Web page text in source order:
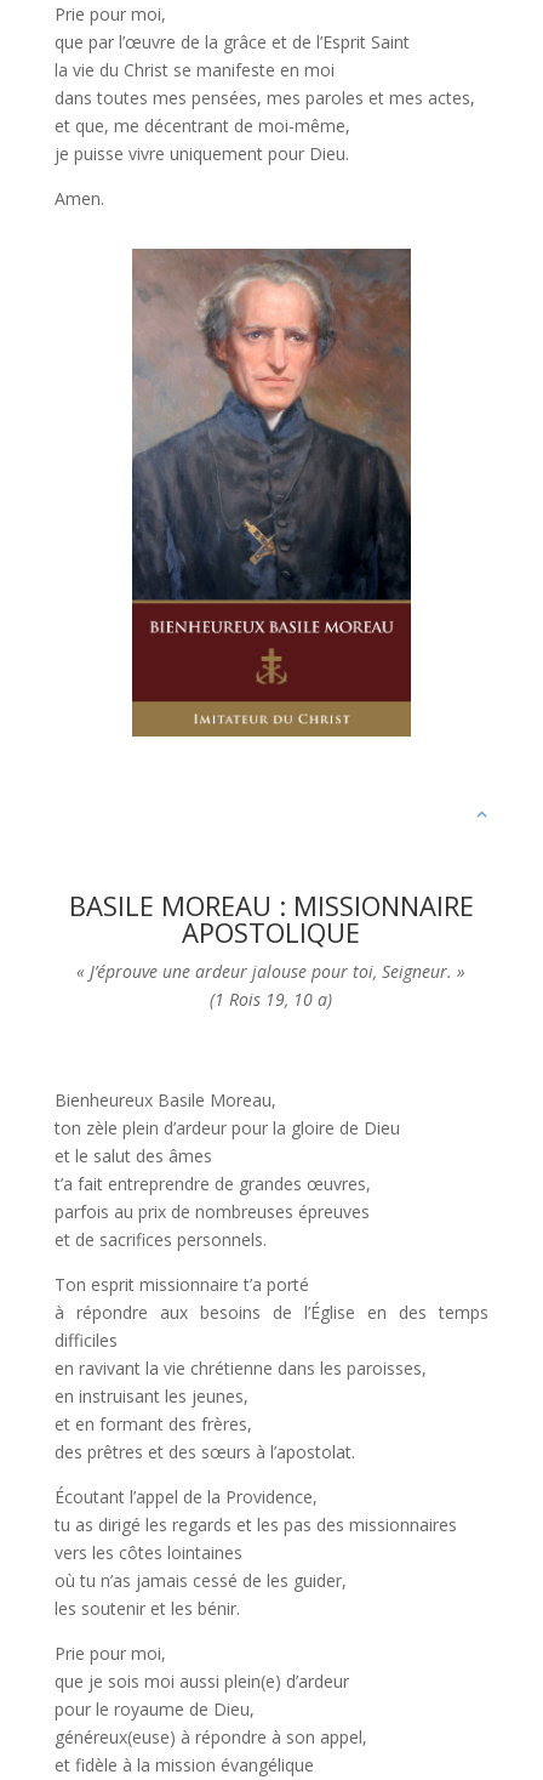
Prie pour moi,
que par l’œuvre de la grâce et de l’Esprit Saint
la vie du Christ se manifeste en moi
dans toutes mes pensées, mes paroles et mes actes,
et que, me décentrant de moi-même,
je puisse vivre uniquement pour Dieu.
Amen.
BASILE MOREAU : MISSIONNAIRE
APOSTOLIQUE
« J’éprouve une ardeur jalouse pour toi, Seigneur. »
(1 Rois 19, 10 a)
Bienheureux Basile Moreau,
ton zèle plein d’ardeur pour la gloire de Dieu
et le salut des âmes
t’a fait entreprendre de grandes œuvres,
parfois au prix de nombreuses épreuves
et de sacrifices personnels.
Ton esprit missionnaire t’a porté
à répondre aux besoins de l’Église en des temps
difficiles
en ravivant la vie chrétienne dans les paroisses,
en instruisant les jeunes,
et en formant des frères,
des prêtres et des sœurs à l’apostolat.
Écoutant l’appel de la Providence,
tu as dirigé les regards et les pas des missionnaires
vers les côtes lointaines
où tu n’as jamais cessé de les guider,
les soutenir et les bénir.
Prie pour moi,
que je sois moi aussi plein(e) d’ardeur
pour le royaume de Dieu,
généreux(euse) à répondre à son appel,
et fidèle à la mission évangélique